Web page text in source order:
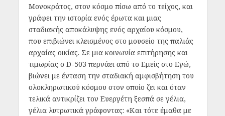
Μονοκράτος, στον κόσμο πίσω από το τείχος, και
γράφει την ιστορία ενός έρωτα και μιας
σταδιακής αποκάλυψης ενός αρχαίου κόσμου,
που επιβιώνει κλεισμένος στο μουσείο της παλιάς
αρχαίας οικίας. Σε μια κοινωνία επιτήρησης και
τιμωρίας ο D-503 περνάει από το Εμείς στο Εγώ,
βιώνει με ένταση την σταδιακή αμφισβήτηση του
ολοκληρωτικού κόσμου στον οποίο ζει και όταν
τελικά αντικρίζει τον Ευεργέτη ξεσπά σε γέλια,
γέλια λυτρωτικά γράφοντας: «Και τότε έμαθα με